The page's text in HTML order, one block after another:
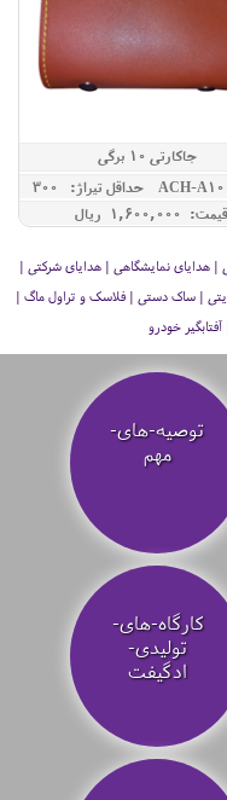
جاکارتی 10 برگی
حداقل تيراژ: 300
قیمت: 1,600,000 ريال
| هدایای نمایشگاهی | هدایای شرکتی |
| ساک دستی | فلاسک و تراول ماگ |
خودرو
توصیه‌-های-
مهم
کارگاه-های-
تولیدی-
ادگیفت